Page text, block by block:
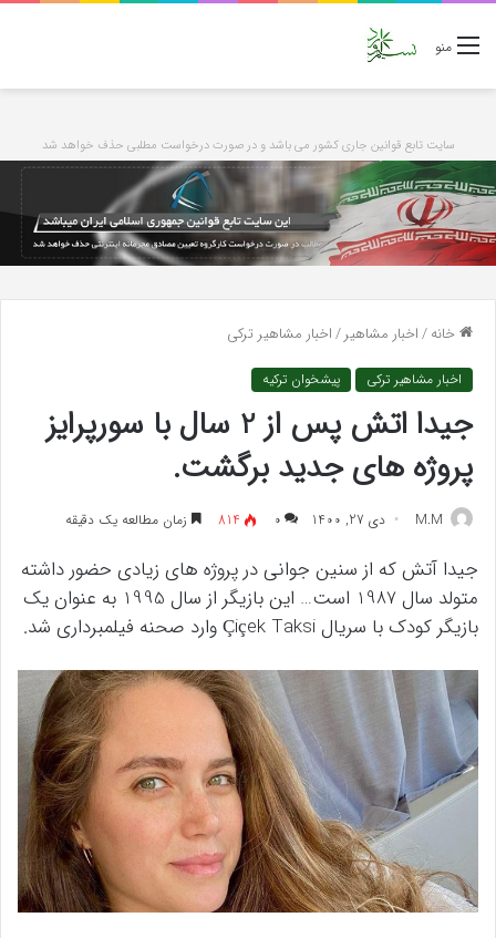
منو
سایت تابع قوانین جاری کشور می باشد و در صورت درخواست مطلبی حذف خواهد شد
خانه/اخبار مشاهیر/اخبار مشاهیر ترکی
اخبار مشاهیر ترکی پیشخوان ترکیه
جیدا اتش پس از 2 سال با سورپرایز
پروژه های جدید برگشت.
M.M دی 27, 1400 ۰ 814 زمان مطالعه یک دقیقه
جیدا آتش که از سنین جوانی در پروژه های زیادی حضور داشته
متولد سال 1987 است… این بازیگر از سال 1995 به عنوان یک
بازیگر کودک با سریال Çiçek Taksi وارد صحنه فیلمبرداری شد.